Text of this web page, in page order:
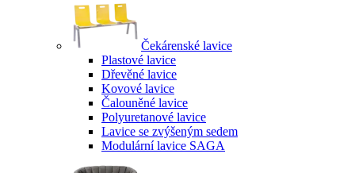
Čekárenské lavice
Plastové lavice
Dřevěné lavice
Kovové lavice
Čalouněné lavice
Polyuretanové lavice
Lavice se zvýšeným sedem
Modulární lavice SAGA